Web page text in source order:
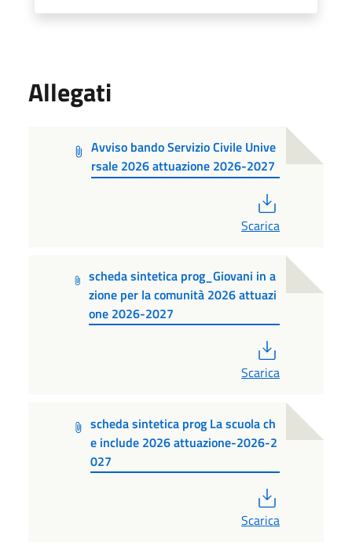
Allegati
Avviso bando Servizio Civile Unive
rsale 2026 attuazione 2026-2027
Scarica
scheda sintetica prog_Giovani in a
zione per la comunità 2026 attuazi
one 2026-2027
Scarica
scheda sintetica prog La scuola ch
e include 2026 attuazione-2026-2
027
Scarica